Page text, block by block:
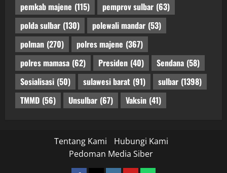
pemkab majene (115) pemprov sulbar (63)
polda sulbar (130) polewali mandar (53)
polman (270) polres majene (367)
polres mamasa (62) Presiden (40) Sendana (58)
Sosialisasi (50) sulawesi barat (91) sulbar (1398)
TMMD (56) Unsulbar (67) Vaksin (41)
Tentang Kami
Hubungi Kami
Pedoman Media Siber